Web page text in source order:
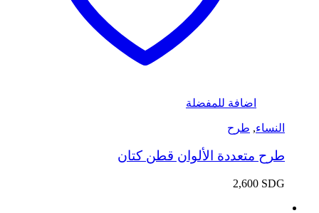
اضافة للمفضلة
النساء, طرح
طرح متعددة الألوان قطن كتان
2,600 SDG